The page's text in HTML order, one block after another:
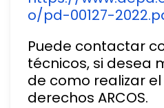
o/pd-00127-
Puede contactar
técnicos, si desea
de como realizar
derechos ARCOS.